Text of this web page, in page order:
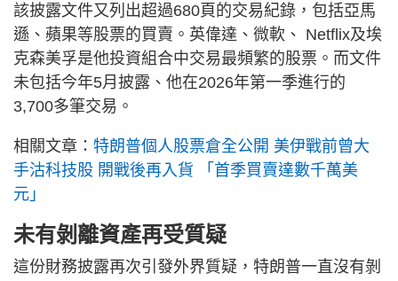
該披露文件又列出超過680頁的交易紀錄，包括亞馬
遜、蘋果等股票的買賣。英偉達、微軟、 Netflix及埃
克森美孚是他投資組合中交易最頻繁的股票。而文件
未包括今年5月披露、他在2026年第一季進行的
3,700多筆交易。
相關文章： 特朗普個人股票倉全公開 美伊戰前曾大
手沽科技股 開戰後再入貨 「首季買賣達數千萬美
元」
未有剝離資產再受質疑
這份財務披露再次引發外界質疑，特朗普一直沒有剝